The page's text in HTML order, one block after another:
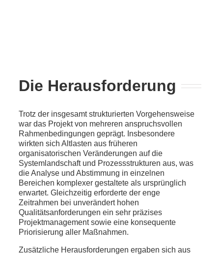
Die Herausforderung
Trotz der insgesamt strukturierten Vorgehensweise
war das Projekt von mehreren anspruchsvollen
Rahmenbedingungen geprägt. Insbesondere
wirkten sich Altlasten aus früheren
organisatorischen Veränderungen auf die
Systemlandschaft und Prozessstrukturen aus, was
die Analyse und Abstimmung in einzelnen
Bereichen komplexer gestaltete als ursprünglich
erwartet. Gleichzeitig erforderte der enge
Zeitrahmen bei unverändert hohen
Qualitätsanforderungen ein sehr präzises
Projektmanagement sowie eine konsequente
Priorisierung aller Maßnahmen.
Zusätzliche Herausforderungen ergaben sich aus